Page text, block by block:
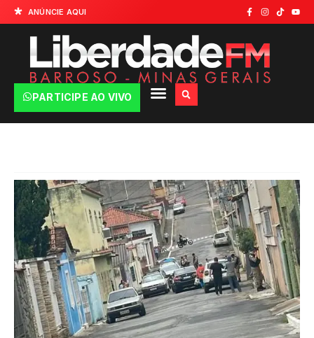
ANÚNCIE AQUI
PARTICIPE AO VIVO